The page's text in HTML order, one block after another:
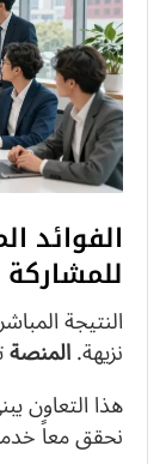
الفوائد
النتيجة
نزيهة.المنصة
هذا التعاون
نحقق معاً